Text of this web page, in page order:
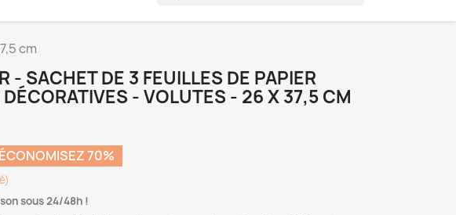
cm
- SACHET DE 3 FEUILLES DE PAPIER
- VOLUTES - 26 X 37,5 CM
ÉCONOMISEZ 70%
sous 24/48h !